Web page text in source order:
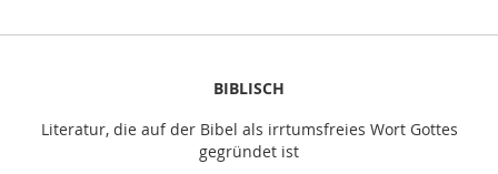
BIBLISCH
Literatur, die auf der Bibel als irrtumsfreies Wort Gottes
gegründet ist